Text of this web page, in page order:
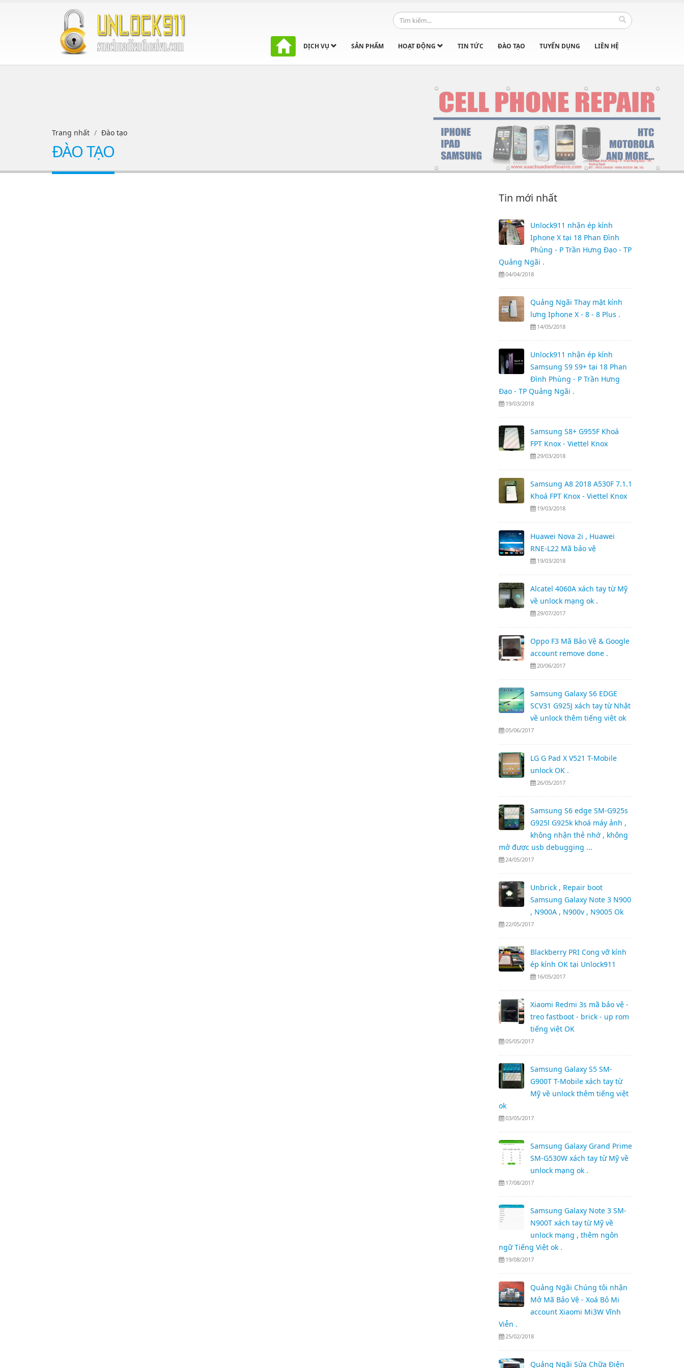
DỊCH VỤ SẢN PHẨM HOẠT ĐỘNG TIN TỨC ĐÀO TẠO TUYỂN DỤNG LIÊN HỆ
Trang nhất Đào tạo
ĐÀO TẠO
Tin mới nhất
Unlock911 nhận ép kính
Iphone X tại 18 Phan Đình
Phùng - P Trần Hưng Đạo - TP
Quảng Ngãi .
04/04/2018
Quảng Ngãi Thay mặt kính
lưng Iphone X - 8 - 8 Plus .
14/05/2018
Unlock911 nhận ép kính
Samsung S9 S9+ tại 18 Phan
Đình Phùng - P Trần Hưng
Đạo - TP Quảng Ngãi .
19/03/2018
Samsung S8+ G955F Khoá
FPT Knox - Viettel Knox
29/03/2018
Samsung A8 2018 A530F 7.1.1
Khoá FPT Knox - Viettel Knox
19/03/2018
Huawei Nova 2i , Huawei
RNE-L22 Mã bảo vệ
19/03/2018
Alcatel 4060A xách tay từ Mỹ
về unlock mạng ok .
29/07/2017
Oppo F3 Mã Bảo Vệ & Google
account remove done .
20/06/2017
Samsung Galaxy S6 EDGE
SCV31 G925J xách tay từ Nhật
về unlock thêm tiếng việt ok
05/06/2017
LG G Pad X V521 T-Mobile
unlock OK .
26/05/2017
Samsung S6 edge SM-G925s
G925l G925k khoá máy ảnh ,
không nhận thẻ nhớ , không
mở được usb debugging ...
24/05/2017
Unbrick , Repair boot
Samsung Galaxy Note 3 N900
, N900A , N900v , N9005 Ok
22/05/2017
Blackberry PRI Cong vỡ kính
ép kính OK tại Unlock911
16/05/2017
Xiaomi Redmi 3s mã bảo vệ -
treo fastboot - brick - up rom
tiếng việt OK
05/05/2017
Samsung Galaxy S5 SM-
G900T T-Mobile xách tay từ
Mỹ về unlock thêm tiếng việt
ok
03/05/2017
Samsung Galaxy Grand Prime
SM-G530W xách tay từ Mỹ về
unlock mạng ok .
17/08/2017
Samsung Galaxy Note 3 SM-
N900T xách tay từ Mỹ về
unlock mạng , thêm ngôn
ngữ Tiếng Việt ok .
19/08/2017
Quảng Ngãi Chúng tôi nhận
Mở Mã Bảo Vệ - Xoá Bỏ Mi
account Xiaomi Mi3W Vĩnh
Viễn .
25/02/2018
Quảng Ngãi Sửa Chữa Điện